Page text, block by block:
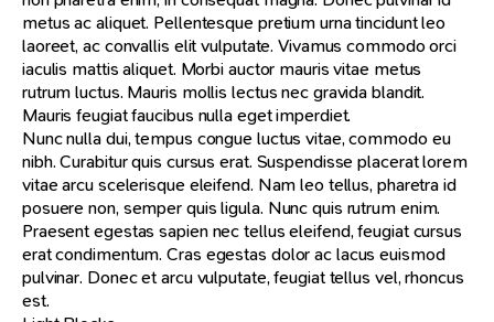
metus ac aliquet. Pellentesque pretium urna tincidunt leo
laoreet, ac convallis elit vulputate. Vivamus commodo orci
iaculis mattis aliquet. Morbi auctor mauris vitae metus
rutrum luctus. Mauris mollis lectus nec gravida blandit.
Mauris feugiat faucibus nulla eget imperdiet.
Nunc nulla dui, tempus congue luctus vitae, commodo eu
nibh. Curabitur quis cursus erat. Suspendisse placerat lorem
vitae arcu scelerisque eleifend. Nam leo tellus, pharetra id
posuere non, semper quis ligula. Nunc quis rutrum enim.
Praesent egestas sapien nec tellus eleifend, feugiat cursus
erat condimentum. Cras egestas dolor ac lacus euismod
pulvinar. Donec et arcu vulputate, feugiat tellus vel, rhoncus
est.